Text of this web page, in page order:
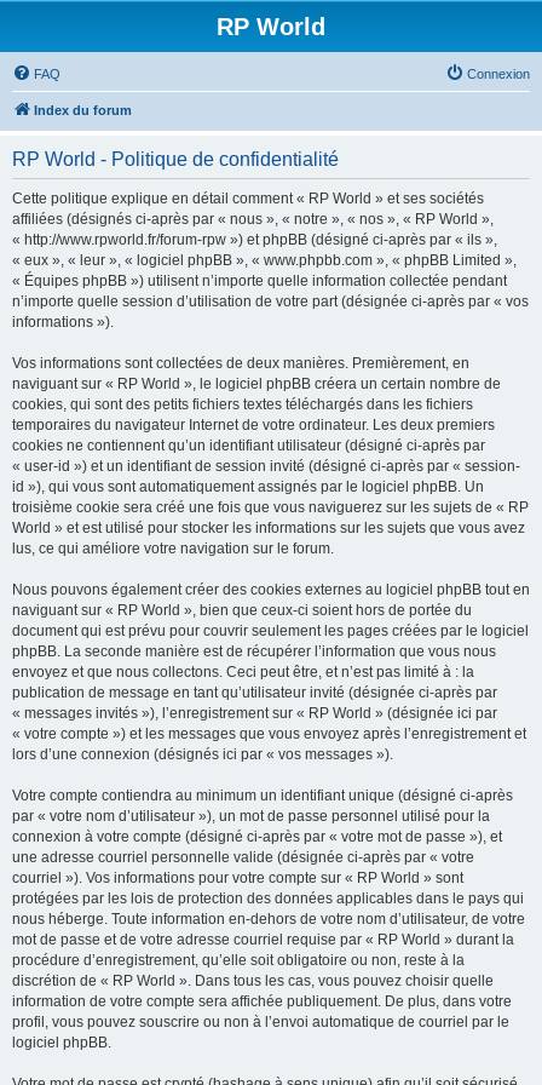
RP World
FAQ Connexion
Index du forum
RP World - Politique de confidentialité
Cette politique explique en détail comment « RP World » et ses sociétés
affiliées (désignés ci-après par « nous », « notre », « nos », « RP World »,
« http://www.rpworld.fr/forum-rpw ») et phpBB (désigné ci-après par « ils »,
« eux », « leur », « logiciel phpBB », « www.phpbb.com », « phpBB Limited »,
« Équipes phpBB ») utilisent n’importe quelle information collectée pendant
n’importe quelle session d’utilisation de votre part (désignée ci-après par « vos
informations »).
Vos informations sont collectées de deux manières. Premièrement, en
naviguant sur « RP World », le logiciel phpBB créera un certain nombre de
cookies, qui sont des petits fichiers textes téléchargés dans les fichiers
temporaires du navigateur Internet de votre ordinateur. Les deux premiers
cookies ne contiennent qu’un identifiant utilisateur (désigné ci-après par
« user-id ») et un identifiant de session invité (désigné ci-après par « session-
id »), qui vous sont automatiquement assignés par le logiciel phpBB. Un
troisième cookie sera créé une fois que vous naviguerez sur les sujets de « RP
World » et est utilisé pour stocker les informations sur les sujets que vous avez
lus, ce qui améliore votre navigation sur le forum.
Nous pouvons également créer des cookies externes au logiciel phpBB tout en
naviguant sur « RP World », bien que ceux-ci soient hors de portée du
document qui est prévu pour couvrir seulement les pages créées par le logiciel
phpBB. La seconde manière est de récupérer l’information que vous nous
envoyez et que nous collectons. Ceci peut être, et n’est pas limité à : la
publication de message en tant qu’utilisateur invité (désignée ci-après par
« messages invités »), l’enregistrement sur « RP World » (désignée ici par
« votre compte ») et les messages que vous envoyez après l’enregistrement et
lors d’une connexion (désignés ici par « vos messages »).
Votre compte contiendra au minimum un identifiant unique (désigné ci-après
par « votre nom d’utilisateur »), un mot de passe personnel utilisé pour la
connexion à votre compte (désigné ci-après par « votre mot de passe »), et
une adresse courriel personnelle valide (désignée ci-après par « votre
courriel »). Vos informations pour votre compte sur « RP World » sont
protégées par les lois de protection des données applicables dans le pays qui
nous héberge. Toute information en-dehors de votre nom d’utilisateur, de votre
mot de passe et de votre adresse courriel requise par « RP World » durant la
procédure d’enregistrement, qu’elle soit obligatoire ou non, reste à la
discrétion de « RP World ». Dans tous les cas, vous pouvez choisir quelle
information de votre compte sera affichée publiquement. De plus, dans votre
profil, vous pouvez souscrire ou non à l’envoi automatique de courriel par le
logiciel phpBB.